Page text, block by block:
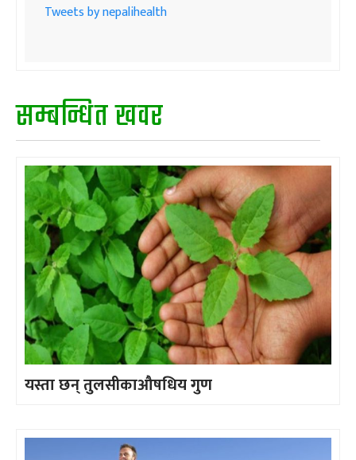
Tweets by nepalihealth
सम्बन्धित खवर
यस्ता छन् तुलसीकाऔषधिय गुण